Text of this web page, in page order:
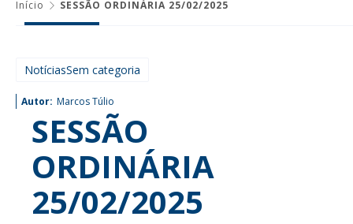
Início SESSÃO ORDINÁRIA 25/02/2025
NotíciasSem categoria
Autor: Marcos Túlio
SESSÃO
ORDINÁRIA
25/02/2025